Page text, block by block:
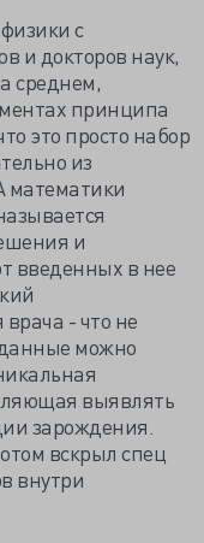
с
и докторов наук,
среднем,
принципа
это просто набор
из
математики
и
введенных в нее
- что не
можно
выявлять
зарождения.
вскрыл спец
внутри